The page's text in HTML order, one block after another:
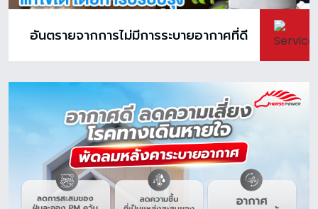
อันตรายจากการไม่มีการระบายอากาศที่ดี